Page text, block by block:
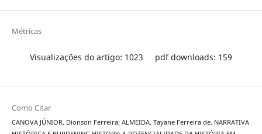
Métricas
Visualizações do artigo: 1023 pdf downloads: 159
Como Citar
CANOVA JÚNIOR, Dionson Ferreira; ALMEIDA, Tayane Ferreira de. NARRATIVA